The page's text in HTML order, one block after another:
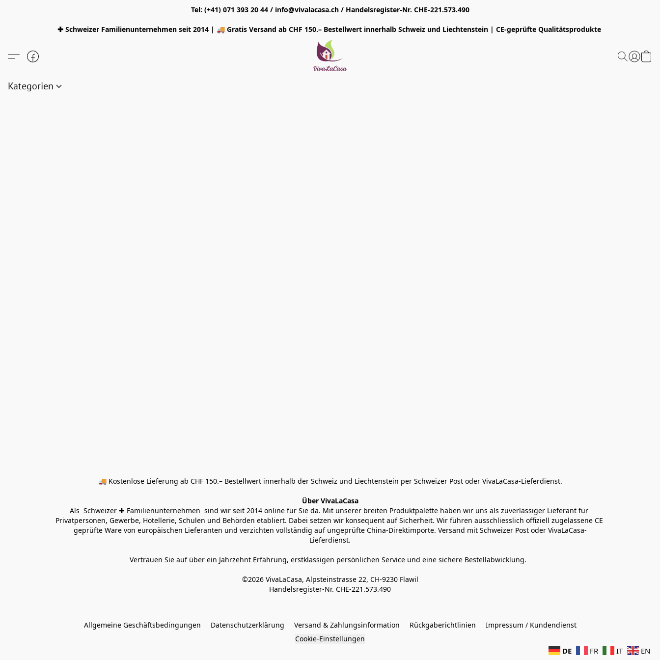
Tel: (+41) 071 393 20 44 / info@vivalacasa.ch / Handelsregister-Nr. CHE-221.573.490
✚ Schweizer Familienunternehmen seit 2014 | 🚚 Gratis Versand ab CHF 150.– Bestellwert innerhalb Schweiz und Liechtenstein | CE-geprüfte Qualitätsprodukte
Kategorien
🚚 Kostenlose Lieferung ab CHF 150.– Bestellwert innerhalb der Schweiz und Liechtenstein per Schweizer Post oder VivaLaCasa-Lieferdienst.
Über VivaLaCasa
Als  Schweizer ✚ Familienunternehmen  sind wir seit 2014 online für Sie da. Mit unserer breiten Produktpalette haben wir uns als zuverlässiger Lieferant für
Privatpersonen, Gewerbe, Hotellerie, Schulen und Behörden etabliert. Dabei setzen wir konsequent auf Sicherheit. Wir führen ausschliesslich offiziell zugelassene CE
geprüfte Ware von europäischen Lieferanten und verzichten vollständig auf ungeprüfte China-Direktimporte. Versand mit Schweizer Post oder VivaLaCasa-
Lieferdienst.
Vertrauen Sie auf über ein Jahrzehnt Erfahrung, erstklassigen persönlichen Service und eine sichere Bestellabwicklung.
©2026 VivaLaCasa, Alpsteinstrasse 22, CH-9230 Flawil
Handelsregister-Nr. CHE-221.573.490
Allgemeine Geschäftsbedingungen Datenschutzerklärung Versand & Zahlungsinformation Rückgaberichtlinien
Impressum / Kundendienst
Cookie-Einstellungen
DE FR IT EN